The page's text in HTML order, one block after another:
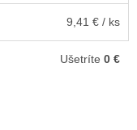
9,41 € / ks
Ušetríte 0 €